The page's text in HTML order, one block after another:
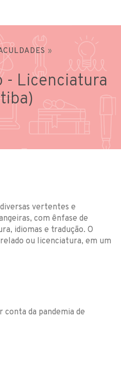
»
- Licenciatura
vertentes e
com ênfase de
idiomas e tradução. O
ou licenciatura, em um
conta da pandemia de